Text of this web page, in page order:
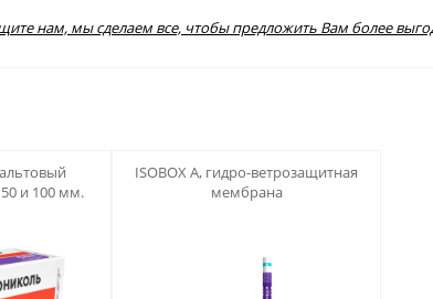
нам, мы сделаем все, чтобы предложить Вам более
и 100 мм.
ISOBOX А, гидро-ветрозащитная
мембрана